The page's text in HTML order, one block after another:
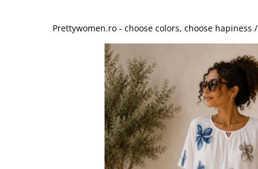
Prettywomen.ro - choose colors, choose hapiness /